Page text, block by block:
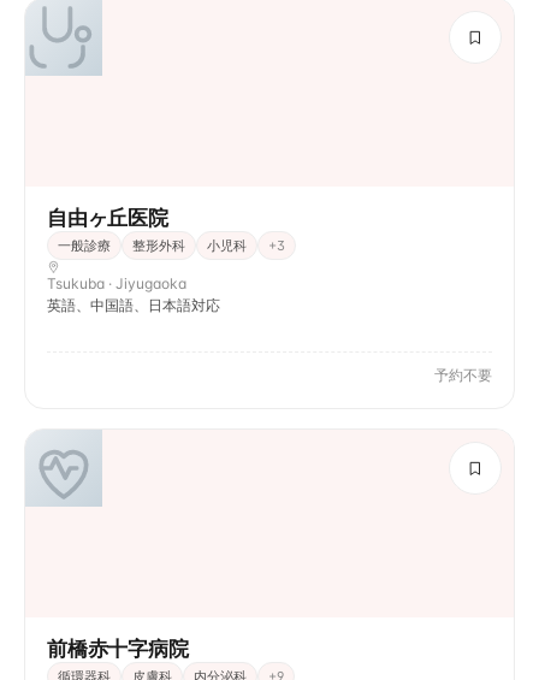
自由ヶ丘医院
一般診療 整形外科 小児科 +3
Tsukuba · Jiyugaoka
英語、中国語、日本語対応
予約不要
前橋赤十字病院
循環器科 皮膚科 内分泌科 +9